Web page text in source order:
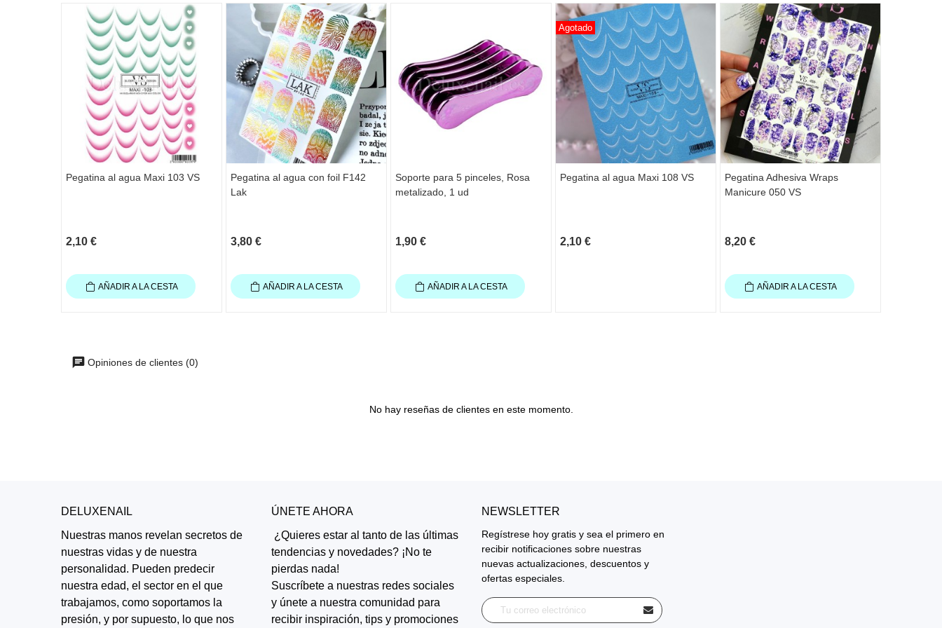
Pegatina al agua Maxi 103 VS
2,10 €
AÑADIR A LA CESTA
Pegatina al agua con foil F142
Lak
3,80 €
AÑADIR A LA CESTA
Soporte para 5 pinceles, Rosa
metalizado, 1 ud
1,90 €
AÑADIR A LA CESTA
Agotado
Pegatina al agua Maxi 108 VS
2,10 €
Pegatina Adhesiva Wraps
Manicure 050 VS
8,20 €
AÑADIR A LA CESTA
Opiniones de clientes (0)
No hay reseñas de clientes en este momento.
DELUXENAIL
Nuestras manos revelan secretos de
nuestras vidas y de nuestra
personalidad. Pueden predecir
nuestra edad, el sector en el que
trabajamos, como soportamos la
presión, y por supuesto, lo que nos
ÚNETE AHORA
¿Quieres estar al tanto de las últimas
tendencias y novedades? ¡No te
pierdas nada!
Suscríbete a nuestras redes sociales
y únete a nuestra comunidad para
recibir inspiración, tips y promociones
NEWSLETTER
Regístrese hoy gratis y sea el primero en
recibir notificaciones sobre nuestras
nuevas actualizaciones, descuentos y
ofertas especiales.